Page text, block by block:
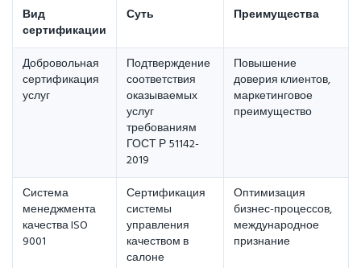
Вид
сертификации
Суть Преимущества
Добровольная
сертификация
услуг
Подтверждение
соответствия
оказываемых
услуг
требованиям
ГОСТ Р 51142-
2019
Повышение
доверия клиентов,
маркетинговое
преимущество
Система
менеджмента
качества ISO
9001
Сертификация
системы
управления
качеством в
салоне
Оптимизация
бизнес-процессов,
международное
признание